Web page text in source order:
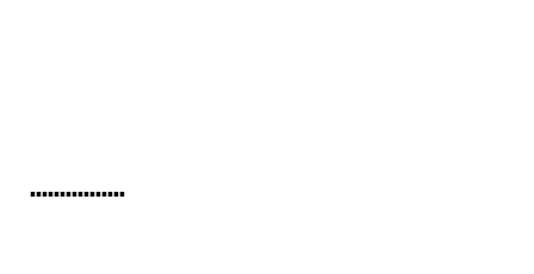
▪️▪️▪️▪️▪️▪️▪️▪️▪️▪️▪️▪️▪️▪️▪️▪️